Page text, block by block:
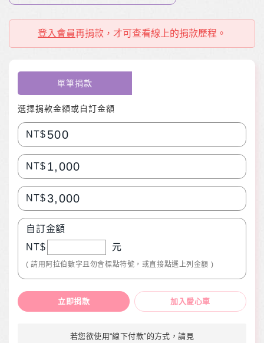
登入會員再捐款，才可查看線上的捐款歷程。
單筆捐款
選擇捐款金額或自訂金額
NT$ 500
NT$ 1,000
NT$ 3,000
自訂金額
NT$
元
( 請用阿拉伯數字且勿含標點符號，或直接點選上列金額 )
立即捐款 加入愛心車
若您欲使用“線下付款”的方式，請見